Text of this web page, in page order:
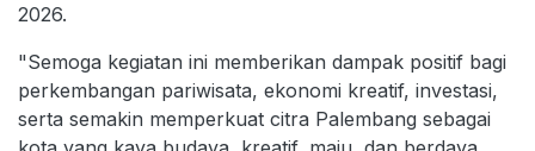
2026.
"Semoga kegiatan ini memberikan dampak positif bagi
perkembangan pariwisata, ekonomi kreatif, investasi,
serta semakin memperkuat citra Palembang sebagai